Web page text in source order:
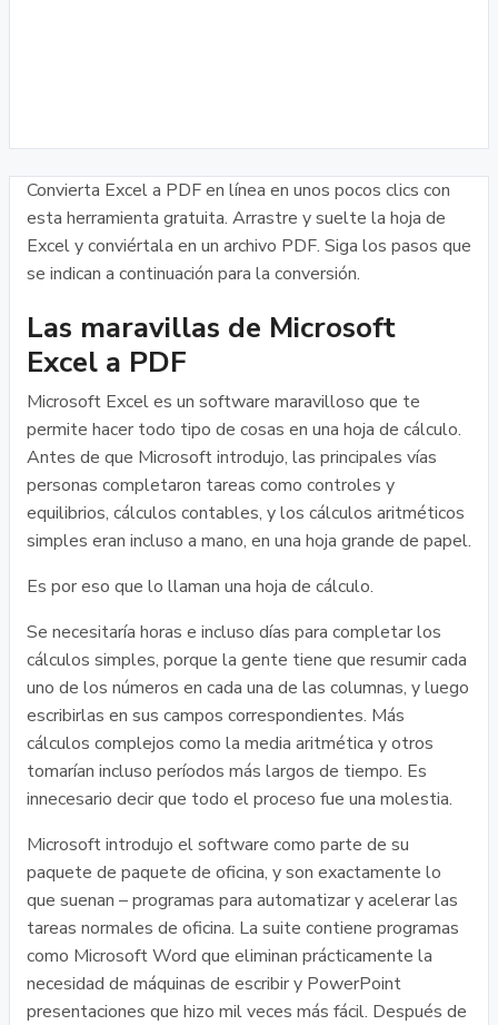
Convierta Excel a PDF en línea en unos pocos clics con
esta herramienta gratuita. Arrastre y suelte la hoja de
Excel y conviértala en un archivo PDF. Siga los pasos que
se indican a continuación para la conversión.
Las maravillas de Microsoft
Excel a PDF
Microsoft Excel es un software maravilloso que te
permite hacer todo tipo de cosas en una hoja de cálculo.
Antes de que Microsoft introdujo, las principales vías
personas completaron tareas como controles y
equilibrios, cálculos contables, y los cálculos aritméticos
simples eran incluso a mano, en una hoja grande de papel.
Es por eso que lo llaman una hoja de cálculo.
Se necesitaría horas e incluso días para completar los
cálculos simples, porque la gente tiene que resumir cada
uno de los números en cada una de las columnas, y luego
escribirlas en sus campos correspondientes. Más
cálculos complejos como la media aritmética y otros
tomarían incluso períodos más largos de tiempo. Es
innecesario decir que todo el proceso fue una molestia.
Microsoft introdujo el software como parte de su
paquete de paquete de oficina, y son exactamente lo
que suenan – programas para automatizar y acelerar las
tareas normales de oficina. La suite contiene programas
como Microsoft Word que eliminan prácticamente la
necesidad de máquinas de escribir y PowerPoint
presentaciones que hizo mil veces más fácil. Después de